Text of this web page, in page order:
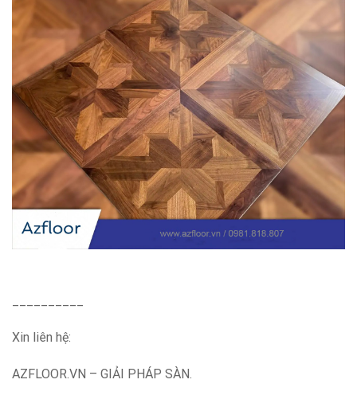
Xin liên hệ:
AZFLOOR.VN – GIẢI PHÁP SÀN.